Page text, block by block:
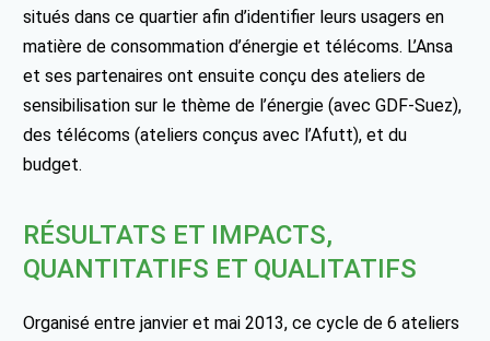
situés dans ce quartier afin d’identifier leurs usagers en
matière de consommation d’énergie et télécoms. L’Ansa
et ses partenaires ont ensuite conçu des ateliers de
sensibilisation sur le thème de l’énergie (avec GDF-Suez),
des télécoms (ateliers conçus avec l’Afutt), et du
budget.
RÉSULTATS ET IMPACTS,
QUANTITATIFS ET QUALITATIFS
Organisé entre janvier et mai 2013, ce cycle de 6 ateliers